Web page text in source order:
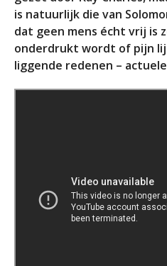
is natuurlijk die van
dat geen mens écht vrij is
onderdrukt wordt of pijn
liggende redenen –